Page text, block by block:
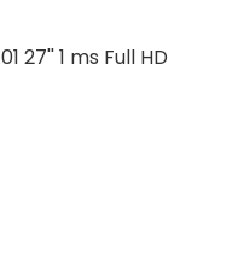
27'' 1 ms Full HD